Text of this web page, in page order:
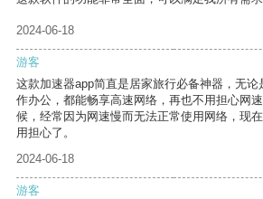
2024-06-18
游客
这款加速器app简直是居家旅行必备神器，无
作办公，都能畅享高速网络，再也不用担心网
候，经常因为网速慢而无法正常使用网络，现
用担心了。
2024-06-18
游客